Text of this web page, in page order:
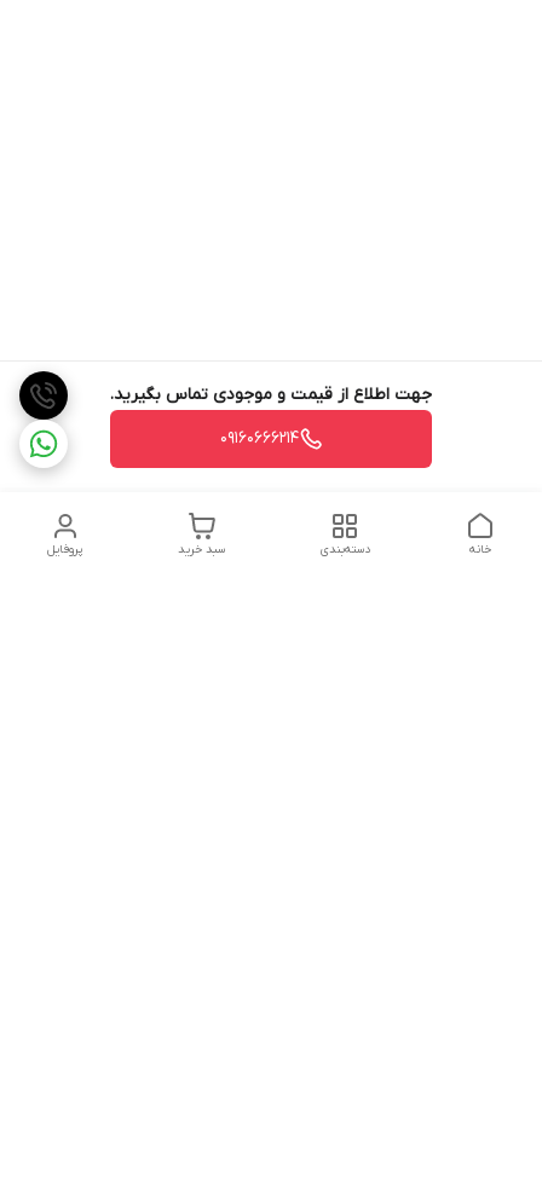
جهت اطلاع از قیمت و موجودی تماس بگیرید.
09160666214
پروفایل سبد خرید دسته‌بندی خانه